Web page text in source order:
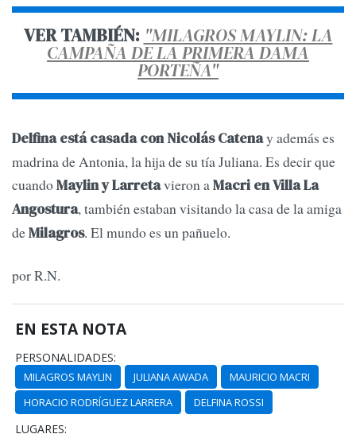
VER TAMBIÉN: "MILAGROS MAYLIN: LA
CAMPAÑA DE LA PRIMERA DAMA
PORTEÑA"
Delfina está casada con Nicolás Catenay además es
madrina de Antonia, la hija de su tía Juliana. Es decir que
cuandoMaylin y Larretavieron aMacri en Villa La
Angostura, también estaban visitando la casa de la amiga
deMilagros. El mundo es un pañuelo.
por R.N.
EN ESTA NOTA
PERSONALIDADES:
MILAGROS MAYLIN JULIANA AWADA
MAURICIO MACRI
HORACIO RODRÍGUEZ LARRERA
DELFINA ROSSI
LUGARES: